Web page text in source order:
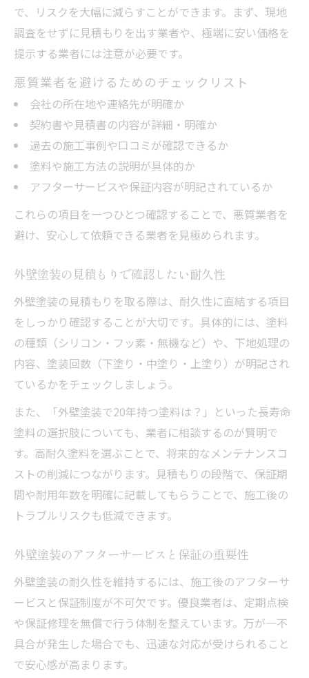
で、リスクを大幅に減らすことができます。まず、現地
調査をせずに見積もりを出す業者や、極端に安い価格を
提示する業者には注意が必要です。
悪質業者を避けるためのチェックリスト
会社の所在地や連絡先が明確か
契約書や見積書の内容が詳細・明確か
過去の施工事例や口コミが確認できるか
塗料や施工方法の説明が具体的か
アフターサービスや保証内容が明記されているか
これらの項目を一つひとつ確認することで、悪質業者を
避け、安心して依頼できる業者を見極められます。
外壁塗装の見積もりで確認したい耐久性
外壁塗装の見積もりを取る際は、耐久性に直結する項目
をしっかり確認することが大切です。具体的には、塗料
の種類（シリコン・フッ素・無機など）や、下地処理の
内容、塗装回数（下塗り・中塗り・上塗り）が明記され
ているかをチェックしましょう。
また、「外壁塗装で20年持つ塗料は？」といった長寿命
塗料の選択肢についても、業者に相談するのが賢明で
す。高耐久塗料を選ぶことで、将来的なメンテナンスコ
ストの削減につながります。見積もりの段階で、保証期
間や耐用年数を明確に記載してもらうことで、施工後の
トラブルリスクも低減できます。
外壁塗装のアフターサービスと保証の重要性
外壁塗装の耐久性を維持するには、施工後のアフターサ
ービスと保証制度が不可欠です。優良業者は、定期点検
や保証修理を無償で行う体制を整えています。万が一不
具合が発生した場合でも、迅速な対応が受けられること
で安心感が高まります。